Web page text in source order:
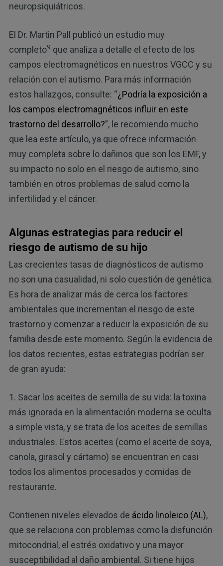
neuropsiquiátricos.
El Dr. Martin Pall publicó un estudio muy
completo9 que analiza a detalle el efecto de los
campos electromagnéticos en nuestros VGCC y su
relación con el autismo. Para más información
estos hallazgos, consulte: “¿Podría la exposición a
los campos electromagnéticos influir en este
trastorno del desarrollo?”, le recomiendo mucho
que lea este artículo, ya que ofrece información
muy completa sobre lo dañinos que son los EMF, y
su impacto no solo en el riesgo de autismo, sino
también en otros problemas de salud como la
infertilidad y el cáncer.
Algunas estrategias para reducir el
riesgo de autismo de su hijo
Las crecientes tasas de diagnósticos de autismo
no son una casualidad, ni solo cuestión de genética.
Es hora de analizar más de cerca los factores
ambientales que incrementan el riesgo de este
trastorno y comenzar a reducir la exposición de su
familia desde este momento. Según la evidencia de
los datos recientes, estas estrategias podrían ser
de gran ayuda:
1. Sacar los aceites de semilla de su vida: la toxina
más ignorada en la alimentación moderna se oculta
a simple vista, y se trata de los aceites de semillas
industriales. Estos aceites (como el aceite de soya,
canola, girasol y cártamo) se encuentran en casi
todos los alimentos procesados y comidas de
restaurante.
Contienen niveles elevados de ácido linoleico (AL),
que se relaciona con problemas como la disfunción
mitocondrial, el estrés oxidativo y una mayor
susceptibilidad al daño ambiental. Si tiene hijos